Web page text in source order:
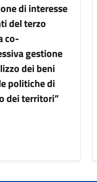
di interesse
del terzo
co-
gestione
dei beni
politiche di
dei territori”